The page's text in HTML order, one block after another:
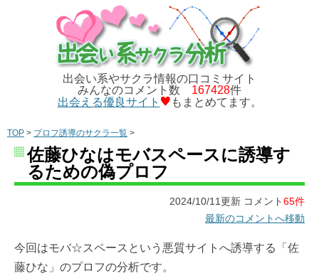
出会い系やサクラ情報の口コミサイト
みんなのコメント数 167428件
出会える優良サイト
もまとめてます。
TOP > プロフ誘導のサクラ一覧 >
佐藤ひなはモバスペースに誘導す
るための偽プロフ
2024/10/11更新 コメント65件
最新のコメントへ移動
今回はモバ☆スペースという悪質サイトへ誘導する「佐
藤ひな」のプロフの分析です。